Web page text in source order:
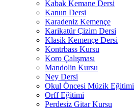
Kabak Kemane Dersi
Kanun Dersi
Karadeniz Kemençe
Karikatür Çizim Dersi
Klasik Kemençe Dersi
Kontrbass Kursu
Koro Çalışması
Mandolin Kursu
Ney Dersi
Okul Öncesi Müzik Eğitimi
Orff Eğitimi
Perdesiz Gitar Kursu